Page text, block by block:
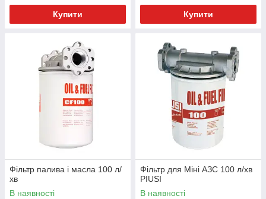
Купити Купити
Фільтр палива і масла 100 л/
хв
В наявності
Фільтр для Міні АЗС 100 л/хв
PIUSI
В наявності